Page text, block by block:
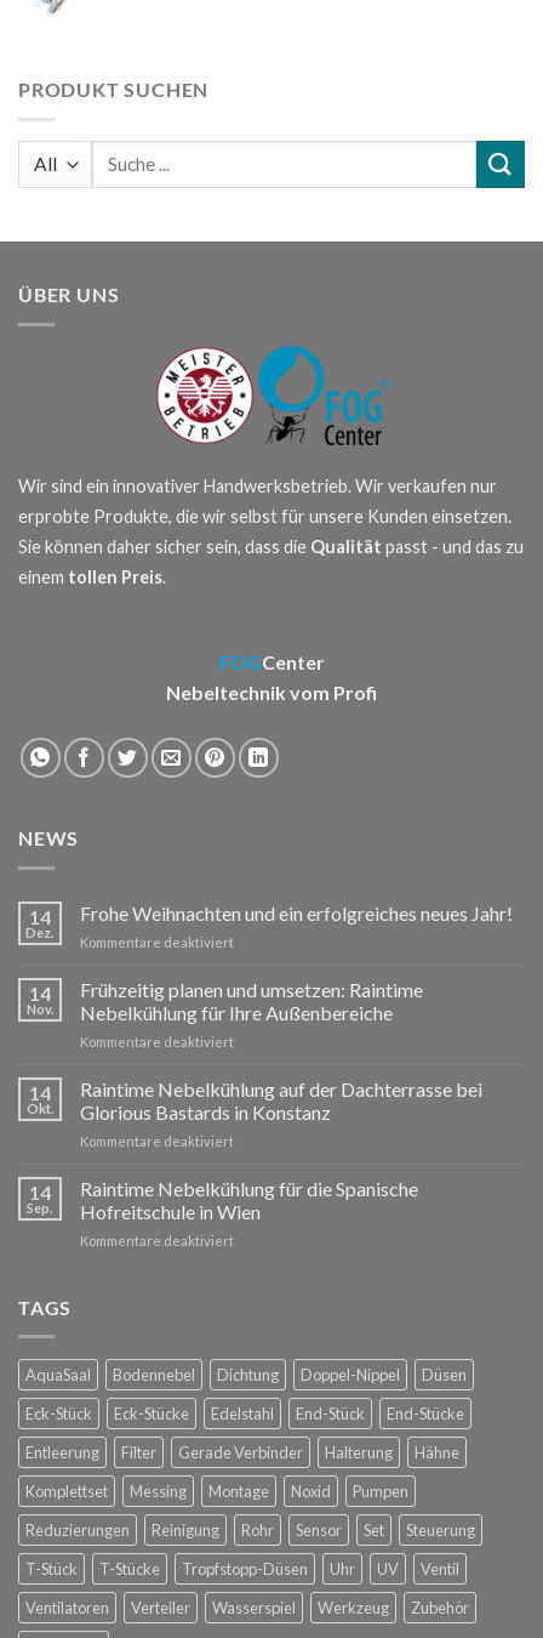
PRODUKT SUCHEN
Suchen
ÜBER UNS
Wir sind ein innovativer Handwerksbetrieb. Wir verkaufen nur
erprobte Produkte, die wir selbst für unsere Kunden einsetzen.
Sie können daher sicher sein, dass die Qualität passt - und das zu
einem tollen Preis.
FOGCenter
Nebeltechnik vom Profi
NEWS
14
Dez.
Frohe Weihnachten und ein erfolgreiches neues Jahr!
Kommentare deaktiviertfür
Weihnachten
und
ein
erfolgreiches
Jahr!
14
Nov.
Frühzeitig planen und umsetzen: Raintime
Nebelkühlung für Ihre Außenbereiche
Kommentare deaktiviertfür
planen
und
umsetzen:
Raintime
für
Ihre
14
Okt.
Raintime Nebelkühlung auf der Dachterrasse bei
Glorious Bastards in Konstanz
Kommentare deaktiviertfür
Nebelkühlung
auf
der
Dachterrasse
14
Sep.
Raintime Nebelkühlung für die Spanische
Hofreitschule in Wien
Kommentare deaktiviertfür
Hofreitschule
in
Wien
TAGS
AquaSaal Bodennebel Dichtung Doppel-Nippel
Düsen
Eck-Stück
Eck-Stücke Edelstahl End-Stück
End-Stücke
Entleerung
Filter Gerade Verbinder Halterung
Hähne
Komplettset
Messing Montage Noxid
Pumpen
Reduzierungen
Reinigung Rohr Sensor Set
Steuerung
T-Stück
T-Stücke Tropfstopp-Düsen Uhr UV
Ventil
Ventilatoren
Verteiler Wasserspiel Werkzeug
Zubehör